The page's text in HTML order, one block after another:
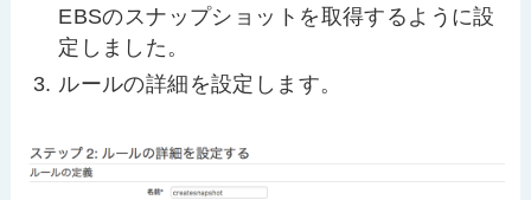
EBSのスナップショットを取得するように設
定しました。
ルールの詳細を設定します。